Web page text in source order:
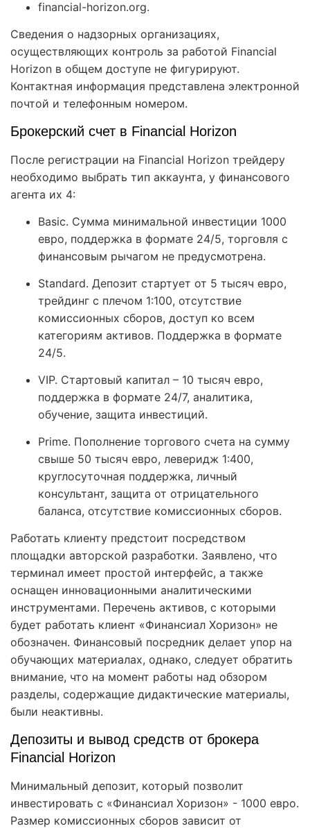
financial-horizon.org.
Сведения о надзорных организациях,
осуществляющих контроль за работой Financial
Horizon в общем доступе не фигурируют.
Контактная информация представлена электронной
почтой и телефонным номером.
Брокерский счет в Financial Horizon
После регистрации на Financial Horizon трейдеру
необходимо выбрать тип аккаунта, у финансового
агента их 4:
Basic. Сумма минимальной инвестиции 1000
евро, поддержка в формате 24/5, торговля с
финансовым рычагом не предусмотрена.
Standard. Депозит стартует от 5 тысяч евро,
трейдинг с плечом 1:100, отсутствие
комиссионных сборов, доступ ко всем
категориям активов. Поддержка в формате
24/5.
VIP. Стартовый капитал – 10 тысяч евро,
поддержка в формате 24/7, аналитика,
обучение, защита инвестиций.
Prime. Пополнение торгового счета на сумму
свыше 50 тысяч евро, леверидж 1:400,
круглосуточная поддержка, личный
консультант, защита от отрицательного
баланса, отсутствие комиссионных сборов.
Работать клиенту предстоит посредством
площадки авторской разработки. Заявлено, что
терминал имеет простой интерфейс, а также
оснащен инновационными аналитическими
инструментами. Перечень активов, с которыми
будет работать клиент «Финансиал Хоризон» не
обозначен. Финансовый посредник делает упор на
обучающих материалах, однако, следует обратить
внимание, что на момент работы над обзором
разделы, содержащие дидактические материалы,
были неактивны.
Депозиты и вывод средств от брокера
Financial Horizon
Минимальный депозит, который позволит
инвестировать с «Финансиал Хоризон» - 1000 евро.
Размер комиссионных сборов зависит от